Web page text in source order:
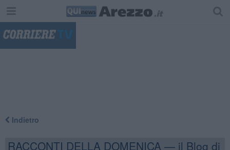
Indietro
RACCONTI DELLA DOMENICA — il Blog di